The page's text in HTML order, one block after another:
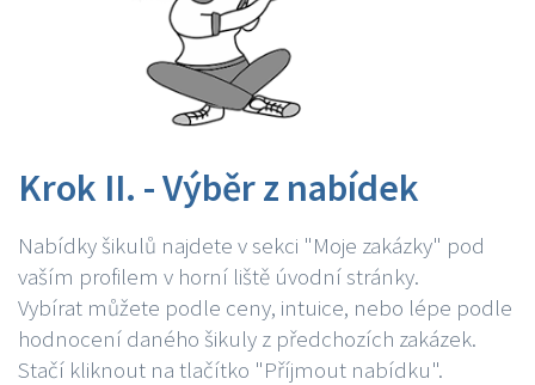
Krok II. - Výběr z nabídek
Nabídky šikulů najdete v sekci "Moje zakázky" pod
vaším profilem v horní liště úvodní stránky.
Vybírat můžete podle ceny, intuice, nebo lépe podle
hodnocení daného šikuly z předchozích zakázek.
Stačí kliknout na tlačítko "Příjmout nabídku".